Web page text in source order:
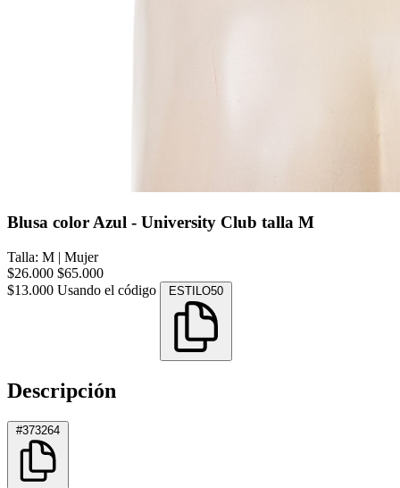
Blusa color Azul - University Club talla M
Talla: M | Mujer
$26.000 $65.000
$13.000 Usando el código ESTILO50
Descripción
#373264